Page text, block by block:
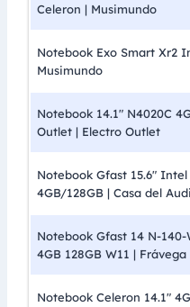
Celeron | Musimundo
Notebook Exo Smart Xr2
Musimundo
Notebook 14.1″ N4020C
Outlet | Electro Outlet
Notebook Gfast 15.6″ Intel
4GB/128GB | Casa del
Notebook Gfast 14 N-
4GB 128GB W11 | Frávega
Notebook Celeron 14.1″